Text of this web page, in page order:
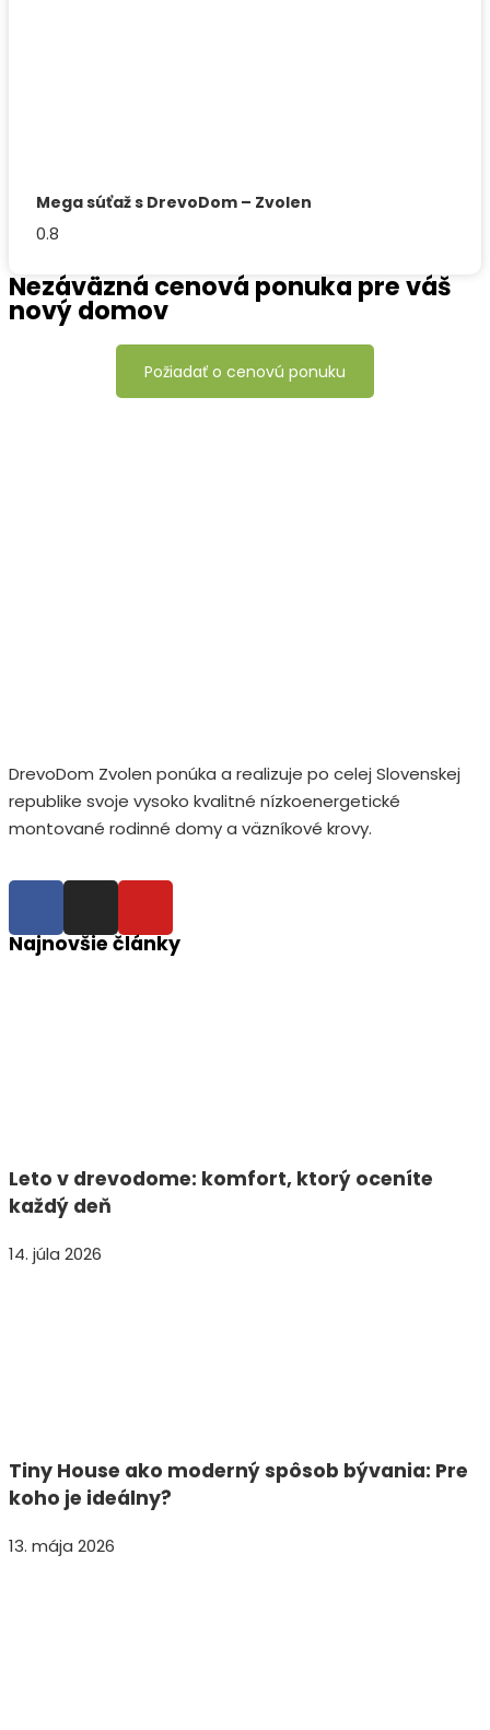
Mega súťaž s DrevoDom – Zvolen
Nezáväzná cenová ponuka pre váš
nový domov
Požiadať o cenovú ponuku
DrevoDom Zvolen ponúka a realizuje po celej Slovenskej
republike svoje vysoko kvalitné nízkoenergetické
montované rodinné domy a väzníkové krovy.
Najnovšie články
Leto v drevodome: komfort, ktorý oceníte
každý deň
14. júla 2026
Tiny House ako moderný spôsob bývania: Pre
koho je ideálny?
13. mája 2026